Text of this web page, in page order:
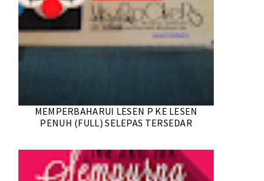
MEMPERBAHARUI LESEN P KE LESEN
PENUH (FULL) SELEPAS TERSEDAR